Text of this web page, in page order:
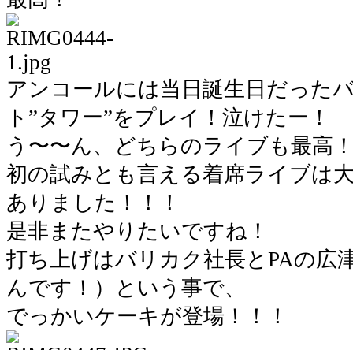
アンコールには当日誕生日だった
ト”タワー”をプレイ！泣けたー！
う〜〜ん、どちらのライブも最高
初の試みとも言える着席ライブは
ありました！！！
是非またやりたいですね！
打ち上げはバリカク社長とPAの広
んです！）という事で、
でっかいケーキが登場！！！